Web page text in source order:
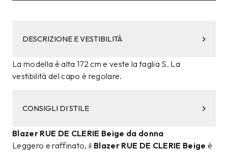
DESCRIZIONE E VESTIBILITÀ
La modella è alta 172 cm e veste la taglia S. La
vestibilità del capo è regolare.
CONSIGLI DI STILE
Blazer RUE DE CLERIE Beige da donna
Leggero e raffinato, il Blazer RUE DE CLERIE Beige è